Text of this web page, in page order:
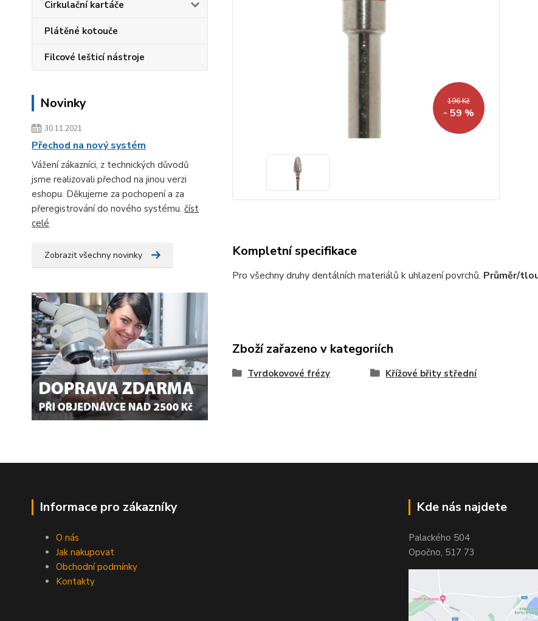
Cirkulační kartáče
Plátěné kotouče
Filcové lešticí nástroje
Novinky
30.11.2021
Přechod na nový systém
Vážení zákazníci, z technických důvodů
jsme realizovali přechod na jinou verzi
eshopu. Děkujeme za pochopení a za
přeregistrování do nového systému. číst
celé
Zobrazit všechny novinky
196 Kč
- 59 %
Kompletní specifikace
Pro všechny druhy dentálních materiálů k uhlazení povrchů. Průměr/
Zboží zařazeno v kategoriích
Tvrdokovové frézy Křížové břity střední
Informace pro zákazníky
O nás
Jak nakupovat
Obchodní podmínky
Kontakty
Kde nás najdete
Palackého 504
Opočno, 517 73